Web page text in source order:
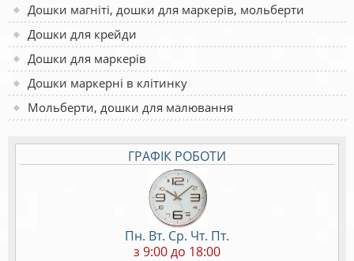
Дошки магніті, дошки для маркерів, мольберти
Дошки для крейди
Дошки для маркерів
Дошки маркерні в клітинку
Мольберти, дошки для малювання
ГРАФІК РОБОТИ
Пн. Вт. Ср. Чт. Пт.
з 9:00 до 18:00